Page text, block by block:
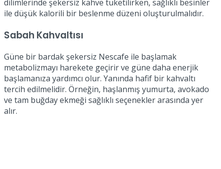
dilimlerinde şekersiz kahve tüketilirken, sağlıklı besinler
ile düşük kalorili bir beslenme düzeni oluşturulmalıdır.
Sabah Kahvaltısı
Güne bir bardak şekersiz Nescafe ile başlamak
metabolizmayı harekete geçirir ve güne daha enerjik
başlamanıza yardımcı olur. Yanında hafif bir kahvaltı
tercih edilmelidir. Örneğin, haşlanmış yumurta, avokado
ve tam buğday ekmeği sağlıklı seçenekler arasında yer
alır.